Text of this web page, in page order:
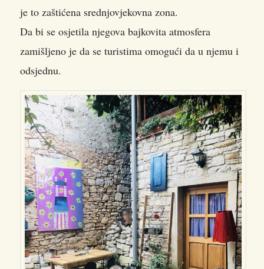
je to zaštićena srednjovjekovna zona.
Da bi se osjetila njegova bajkovita atmosfera
zamišljeno je da se turistima omogući da u njemu i
odsjednu.